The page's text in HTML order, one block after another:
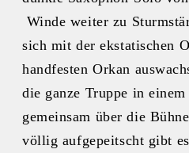
Winde weiter zu
sich mit der ekstatischen
handfesten Orkan
die ganze Truppe in
gemeinsam über die
völlig aufgepeitscht gibt